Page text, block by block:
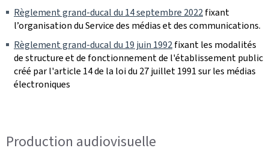
Règlement grand-ducal du 14 septembre 2022fixant
l’organisation du Service des médias et des communications.
Règlement grand-ducal du 19 juin 1992fixant les modalités
de structure et de fonctionnement de l'établissement public
créé par l'article 14 de la loi du 27 juillet 1991 sur les médias
électroniques
Production audiovisuelle